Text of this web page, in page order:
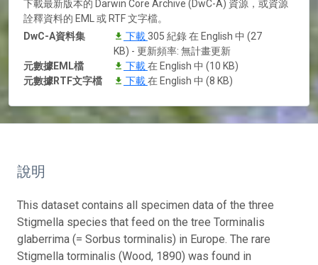
下載最新版本的 Darwin Core Archive (DwC-A) 資源，或資源
詮釋資料的 EML 或 RTF 文字檔。
DwC-A資料集
下載305 紀錄 在 English 中 (27
KB) - 更新頻率: 無計畫更新
元數據EML檔
下載在 English 中 (10 KB)
元數據RTF文字檔
下載在 English 中 (8 KB)
說明
This dataset contains all specimen data of the three
Stigmella species that feed on the tree Torminalis
glaberrima (= Sorbus torminalis) in Europe. The rare
Stigmella torminalis (Wood, 1890) was found in